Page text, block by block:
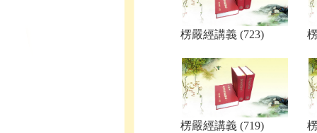
楞嚴經講義 (723)
楞嚴經講義 (719)